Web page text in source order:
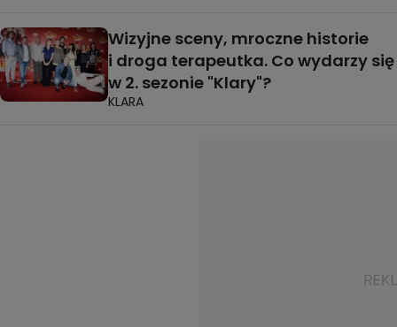
Wizyjne sceny, mroczne historie
i droga terapeutka. Co wydarzy się
w 2. sezonie "Klary"?
KLARA